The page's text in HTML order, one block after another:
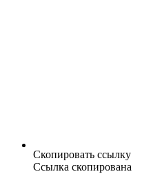
Скопировать ссылку
Ссылка скопирована